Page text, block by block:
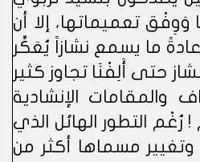
وَوِفْق تعميماتها، إلا أن
عادةً ما يسمع نشازاً يُعَكِّر
حتى أَلِفْنَا تجاوز كثير
والمقامات الإنشادية
! رُغْم التطور الهائل الذي
وتغيير مسماها أكثر من